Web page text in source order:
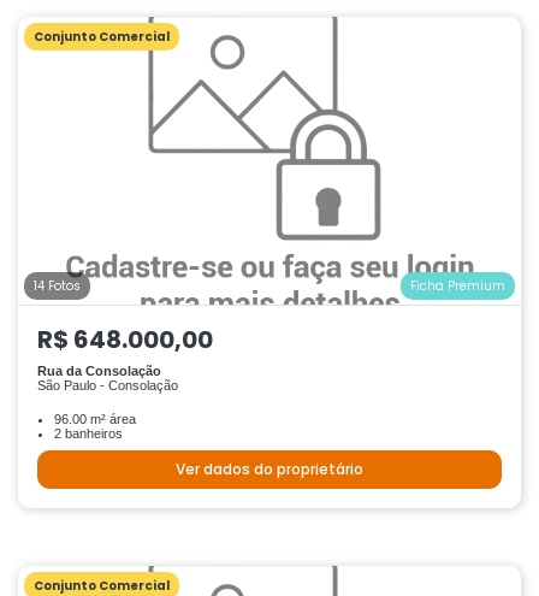
Conjunto Comercial
14 Fotos Ficha Premium
R$ 648.000,00
Rua da Consolação
São Paulo - Consolação
96.00 m² área
2 banheiros
Ver dados do proprietário
Conjunto Comercial